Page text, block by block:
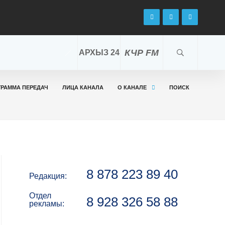
КЧР FM
АРХЫЗ 24
ПЕРЕДАЧ ЛИЦА КАНАЛА О КАНАЛЕ
ПОИСК
Редакция: 8 878 223 89 40
Отдел
рекламы:
8 928 326 58 88